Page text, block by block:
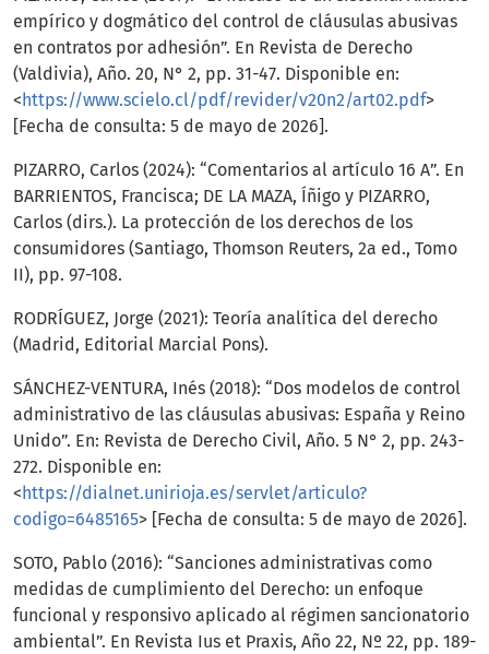
empírico y dogmático del control de cláusulas abusivas
en contratos por adhesión”. En Revista de Derecho
(Valdivia), Año. 20, N° 2, pp. 31-47. Disponible en:
< https://www.scielo.cl/pdf/revider/v20n2/art02.pdf>
[Fecha de consulta: 5 de mayo de 2026].
PIZARRO, Carlos (2024): “Comentarios al artículo 16 A”. En
BARRIENTOS, Francisca; DE LA MAZA, Íñigo y PIZARRO,
Carlos (dirs.). La protección de los derechos de los
consumidores (Santiago, Thomson Reuters, 2a ed., Tomo
II), pp. 97-108.
RODRÍGUEZ, Jorge (2021): Teoría analítica del derecho
(Madrid, Editorial Marcial Pons).
SÁNCHEZ-VENTURA, Inés (2018): “Dos modelos de control
administrativo de las cláusulas abusivas: España y Reino
Unido”. En: Revista de Derecho Civil, Año. 5 N° 2, pp. 243-
272. Disponible en:
< https://dialnet.unirioja.es/servlet/articulo?
codigo=6485165> [Fecha de consulta: 5 de mayo de 2026].
SOTO, Pablo (2016): “Sanciones administrativas como
medidas de cumplimiento del Derecho: un enfoque
funcional y responsivo aplicado al régimen sancionatorio
ambiental”. En Revista Ius et Praxis, Año 22, Nº 22, pp. 189-